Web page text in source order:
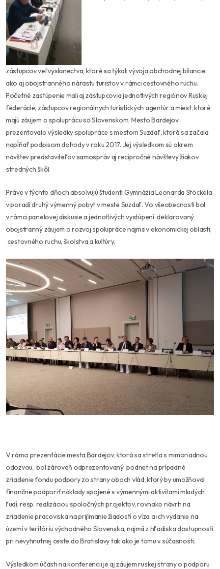
zástupcov veľvyslanectva, ktoré sa týkali vývoja obchodnej bilancie,
ako aj obojstranného nárastu turistov v rámci cestovného ruchu.
Početné zastúpenie mali aj zástupcovia jednotlivých regiónov Ruskej
federácie, zástupcov regionálnych turistických agentúr a miest, ktoré
majú záujem o spoluprácu so Slovenskom. Mesto Bardejov
prezentovalo výsledky spolupráce s mestom Suzdaľ, ktorá sa začala
napĺňať podpisom dohody v roku 2017. Jej výsledkom sú okrem
návštev predstaviteľov samospráv aj recipročné návštevy žiakov
stredných škôl.
Práve v týchto dňoch absolvujú študenti Gymnázia Leonarda Stöckela
v poradí druhý výmenný pobyt v meste Suzdaľ. Vo všeobecnosti bol
v rámci panelovej diskusie a jednotlivých vystúpení deklarovaný
obojstranný záujem o rozvoj spolupráce najmä v ekonomickej oblasti,
cestovného ruchu, školstva a kultúry.
V rámci prezentácie mesta Bardejov, ktorá sa stretla s mimoriadnou
odozvou, bol zároveň odprezentovaný podnet na prípadné
zriadenie fondu podpory zo strany oboch vlád, ktorý by umožňoval
finančne podporiť náklady spojené s výmennými aktivitami mladých
ľudí, resp. realizáciou spoločných projektov, rovnako návrh na
zriadenie pracoviska na prijímanie žiadostí o víza a ich vydanie na
území v teritóriu východného Slovenska, najmä z hľadiska dostupnosti
pri nevyhnutnej ceste do Bratislavy tak ako je tomu v súčasnosti.
Výsledkom účasti na konferencii je aj záujem ruskej strany o podporu